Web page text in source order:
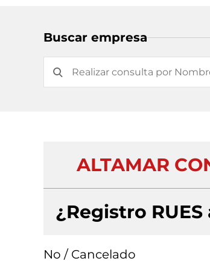
Buscar empresa
ALTAMAR
¿Registro
No / Cancelado